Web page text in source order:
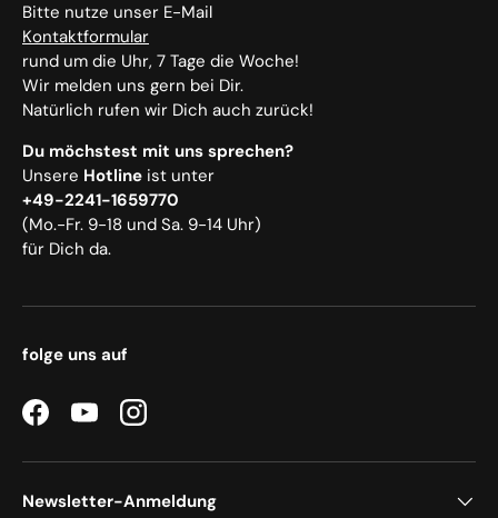
Bitte nutze unser E-Mail
Kontaktformular
rund um die Uhr, 7 Tage die Woche!
Wir melden uns gern bei Dir.
Natürlich rufen wir Dich auch zurück!
Du möchstest mit uns sprechen?
Unsere Hotline ist unter
+49-2241-1659770
(Mo.-Fr. 9-18 und Sa. 9-14 Uhr)
für Dich da.
folge uns auf
FacebookYouTubeInstagram
Newsletter-Anmeldung